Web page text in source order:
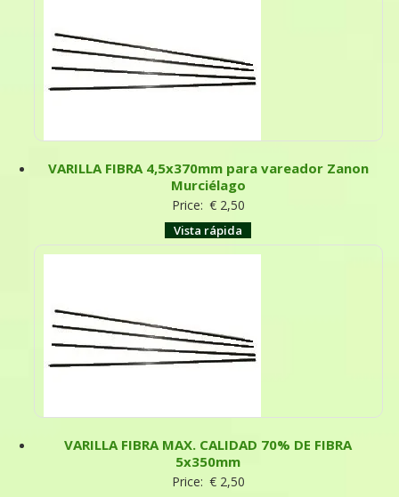
VARILLA FIBRA 4,5x370mm para vareador Zanon
Murciélago
Price: €2,50
Vista rápida
VARILLA FIBRA MAX. CALIDAD 70% DE FIBRA
5x350mm
Price: €2,50